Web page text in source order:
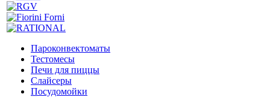
Пароконвектоматы
Тестомесы
Печи для пиццы
Слайсеры
Посудомойки